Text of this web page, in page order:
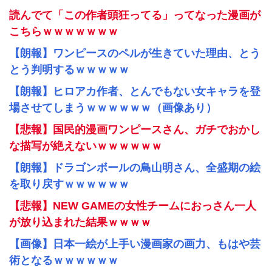
読んでて「この作者頭狂ってる」ってなった漫画が
こちらｗｗｗｗｗｗｗ
【朗報】ワンピースのペルが生きていた理由、とう
とう判明するｗｗｗｗｗ
【朗報】ヒロアカ作者、とんでもない女キャラを登
場させてしまうｗｗｗｗｗｗ（画像あり）
【悲報】国民的漫画ワンピースさん、ガチでおかし
な描写が絶えないｗｗｗｗｗｗ
【朗報】ドラゴンボールの鳥山明さん、全盛期の絵
を取り戻すｗｗｗｗｗｗ
【悲報】NEW GAMEの女性チームにおっさん一人
が放り込まれた結果ｗｗｗｗ
【画像】日本一絵が上手い漫画家の画力、もはや芸
術となるｗｗｗｗｗｗ